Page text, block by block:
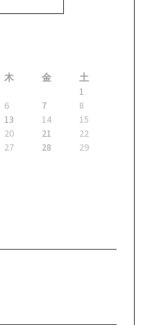
木 金
土
1
6 7
8
13 14
15
20 21
22
27 28
29